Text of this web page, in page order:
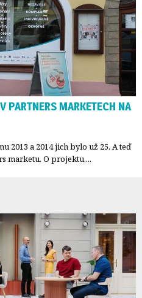
PARTNERS MARKETECH NA
2013 a 2014 jich bylo už 25. A teď
marketu. O projektu,...